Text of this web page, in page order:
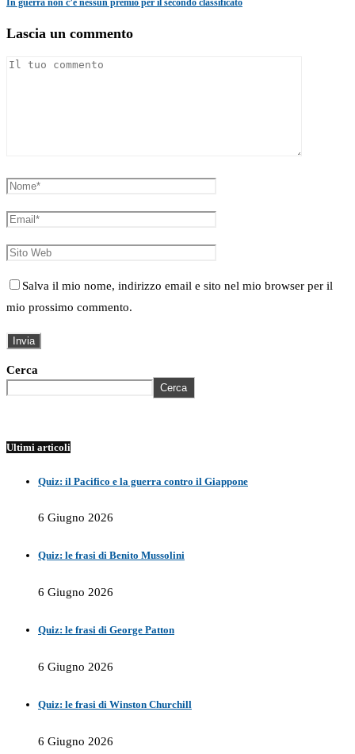
In guerra non c’è nessun premio per il secondo classificato
Lascia un commento
Salva il mio nome, indirizzo email e sito nel mio browser per il
mio prossimo commento.
Cerca
Cerca
Ultimi articoli
Quiz: il Pacifico e la guerra contro il Giappone
6 Giugno 2026
Quiz: le frasi di Benito Mussolini
6 Giugno 2026
Quiz: le frasi di George Patton
6 Giugno 2026
Quiz: le frasi di Winston Churchill
6 Giugno 2026